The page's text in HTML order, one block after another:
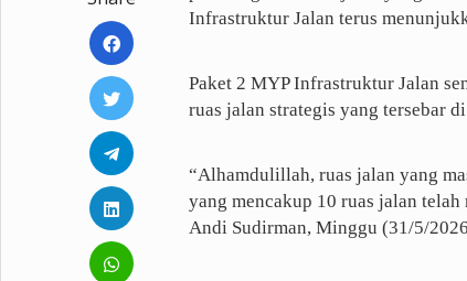
Profil Pluz
Infrastruktur Jalan terus
Paket 2 MYP Infrastruktur Jalan
ruas jalan strategis yang tersebar
“Alhamdulillah, ruas jalan yang
yang mencakup 10 ruas jalan
Andi Sudirman, Minggu (31/5/